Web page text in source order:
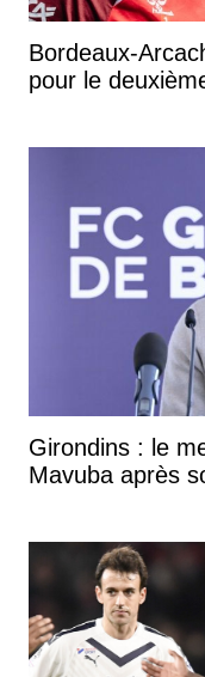
Bordeaux-
pour le
Girondins : le
Mavuba après